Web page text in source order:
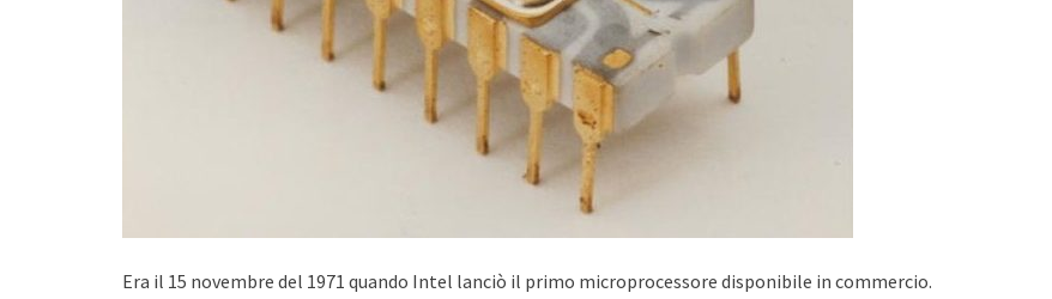
Era il 15 novembre del 1971 quando Intel lanciò il primo microprocessore disponibile in commercio.